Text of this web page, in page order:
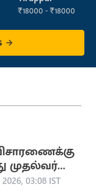
₹18000 - ₹18000
முதல்வர்
03:08 IST